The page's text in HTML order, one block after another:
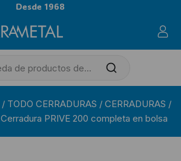
Desde 1968
/ TODO CERRADURAS / CERRADURAS /
Cerradura PRIVE 200 completa en bolsa